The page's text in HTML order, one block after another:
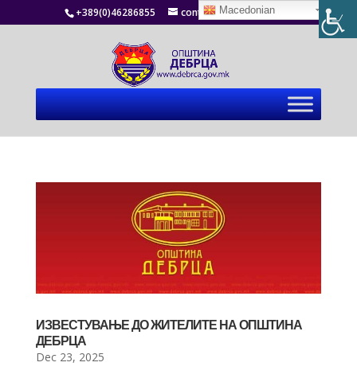
+389(0)46286855 contact@debrca.gov.mk
ИЗВЕСТУВАЊЕ ДО ЖИТЕЛИТЕ НА ОПШТИНА
ДЕБРЦА
Dec 23, 2025
Macedonian